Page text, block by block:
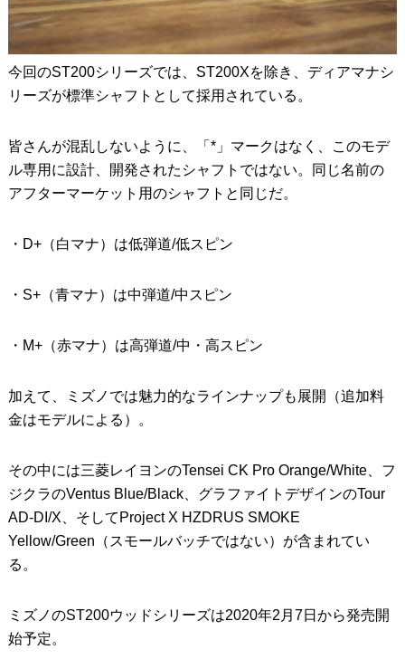
今回のST200シリーズでは、ST200Xを除き、ディアマナシ
リーズが標準シャフトとして採用されている。
皆さんが混乱しないように、「*」マークはなく、このモデ
ル専用に設計、開発されたシャフトではない。同じ名前の
アフターマーケット用のシャフトと同じだ。
・D+（白マナ）は低弾道/低スピン
・S+（青マナ）は中弾道/中スピン
・M+（赤マナ）は高弾道/中・高スピン
加えて、ミズノでは魅力的なラインナップも展開（追加料
金はモデルによる）。
その中には三菱レイヨンのTensei CK Pro Orange/White、フ
ジクラのVentus Blue/Black、グラファイトデザインのTour
AD-DI/X、そしてProject X HZDRUS SMOKE
Yellow/Green（スモールバッチではない）が含まれてい
る。
ミズノのST200ウッドシリーズは2020年2月7日から発売開
始予定。